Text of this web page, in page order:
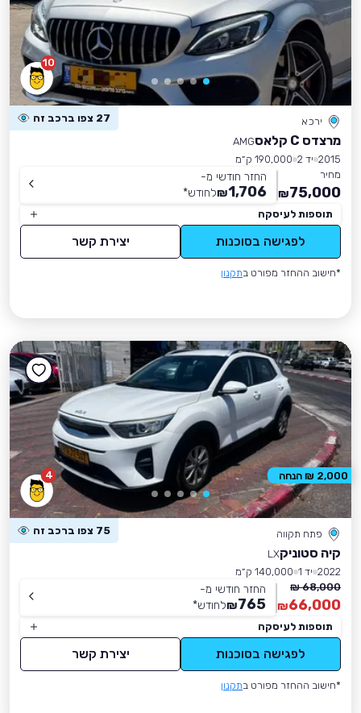
10
ירכא 27 צפו ברכב זה
מרצדס C קלאס
AMG
2015 יד 2
190,000 ק״מ
מחיר
75,000
₪
החזר חודשי מ-
1,706
₪לחודש*
תוספות לעיסקה
לפגישה בסוכנות יצירת קשר
*חישוב ההחזר מפורט בתקנון
4
פתח תקווה 75 צפו ברכב זה
קיה סטוניקLX
2022 יד 1
140,000 ק״מ
68,000 ₪
66,000
₪
החזר חודשי מ-
765
₪לחודש*
תוספות לעיסקה
לפגישה בסוכנות יצירת קשר
*חישוב ההחזר מפורט בתקנון
2,000 ₪ הנחה